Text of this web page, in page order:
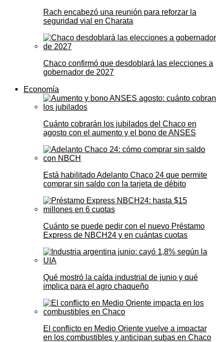
Rach encabezó una reunión para reforzar la
seguridad vial en Charata
Chaco confirmó que desdoblará las elecciones a
gobernador de 2027
Economía
Cuánto cobrarán los jubilados del Chaco en
agosto con el aumento y el bono de ANSES
Está habilitado Adelanto Chaco 24 que permite
comprar sin saldo con la tarjeta de débito
Cuánto se puede pedir con el nuevo Préstamo
Express de NBCH24 y en cuántas cuotas
Qué mostró la caída industrial de junio y qué
implica para el agro chaqueño
El conflicto en Medio Oriente vuelve a impactar
en los combustibles y anticipan subas en Chaco